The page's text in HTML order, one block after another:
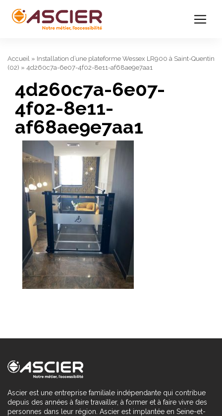
Accueil » Installation d’une plateforme Wessex LR900 à Saint-Quentin
(02) » 4d260c7a-6e07-4f02-8e11-af68ae9e7aa1
4d260c7a-6e07-
4f02-8e11-
af68ae9e7aa1
Ascier est une entreprise familiale indépendante qui contribue
depuis des années à faire travailler, à former et à faire vivre des
personnes dans leur région. Ascier est implantée en Seine-et-